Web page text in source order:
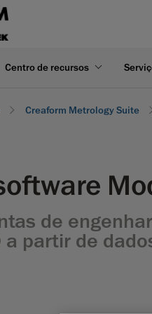
Centro de recursos
Creaform Metrology Suite
de
a partir de